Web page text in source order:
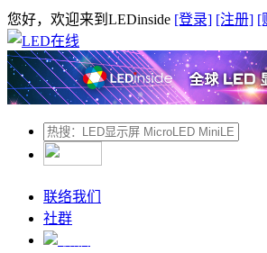
您好，欢迎来到LEDinside [登录] [注册] [
联络我们
社群